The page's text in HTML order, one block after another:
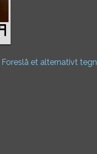
Foreslå et alternativt tegn